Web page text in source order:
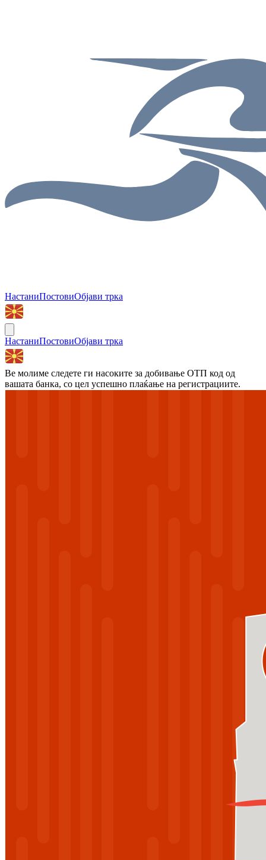
НастаниПостовиОбјави трка
НастаниПостовиОбјави трка
Ве молиме следете ги насоките за добивање ОТП код од
вашата банка, со цел успешно плаќање на регистрациите.